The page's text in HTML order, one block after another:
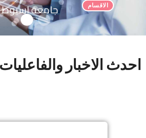
جامعة اسيوط الاقسام
احدث الاخبار والفاعليات